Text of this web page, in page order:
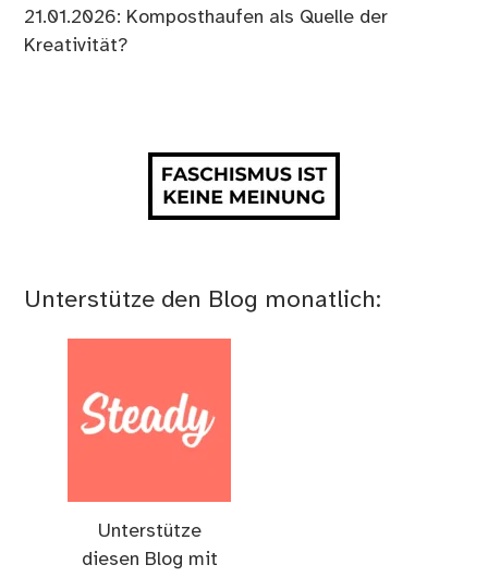
21.01.2026: Komposthaufen als Quelle der
Kreativität?
Unterstütze den Blog monatlich:
Unterstütze
diesen Blog mit